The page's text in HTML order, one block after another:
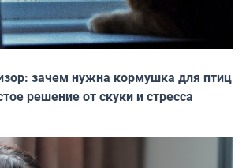
зачем нужна кормушка для птиц
решение от скуки и стресса